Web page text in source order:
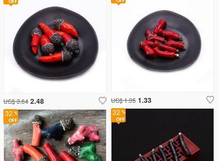
32
US$ 1.95 1.33
US$ 3.64 2.48
32